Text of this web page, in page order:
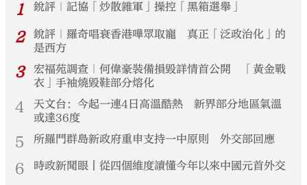
1
銳評｜記協「炒散雜軍」操控「黑箱選舉」
2
銳評｜羅奇唱衰香港嘩眾取寵 真正「泛政治化」的
是西方
3
宏福苑調查｜何偉豪裝備損毀詳情首公開 「黃金戰
衣」手袖燒毀鞋部分熔化
4
天文台：今起一連4日高溫酷熱 新界部分地區氣溫
或達36度
5 所羅門群島新政府重申支持一中原則 外交部回應
6 時政新聞眼丨從四個維度讀懂今年以來中國元首外交